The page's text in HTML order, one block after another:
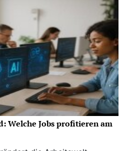
Welche Jobs profitieren am